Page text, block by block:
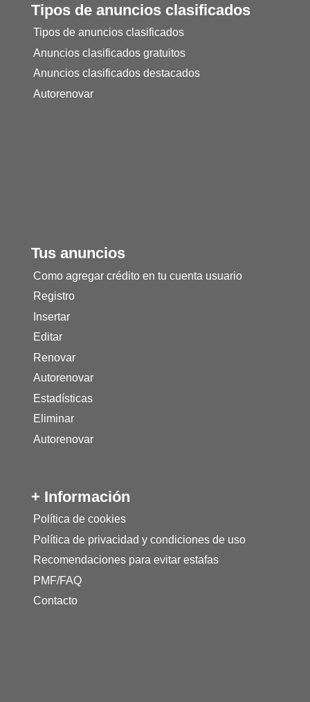
Tipos de anuncios clasificados
Tipos de anuncios clasificados
Anuncios clasificados gratuitos
Anuncios clasificados destacados
Autorenovar
Tus anuncios
Como agregar crédito en tu cuenta usuario
Registro
Insertar
Editar
Renovar
Autorenovar
Estadísticas
Eliminar
Autorenovar
+ Información
Política de cookies
Política de privacidad y condiciones de uso
Recomendaciones para evitar estafas
PMF/FAQ
Contacto